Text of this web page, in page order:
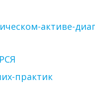
активе-
практик